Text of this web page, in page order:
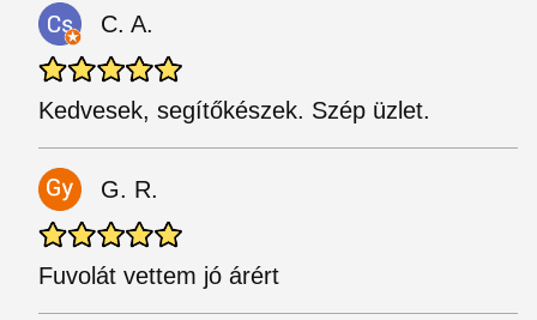
C. A.
Kedvesek, segítőkészek. Szép üzlet.
G. R.
Fuvolát vettem jó árért